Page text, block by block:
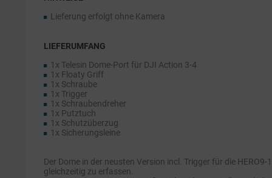
Lieferung erfolgt ohne Kamera
LIEFERUMFANG
1x Telesin Dome-Port für DJI Action 3-4
1x Floaty Griff
1x Schraube
1x Trigger
1x Schraubendreher
1x Putztuch
1x Schutzüberzug
1x Sicherungsleine
Der Dome in der neusten Version incl. Trigger für die
gleichzeitig zu erfassen.